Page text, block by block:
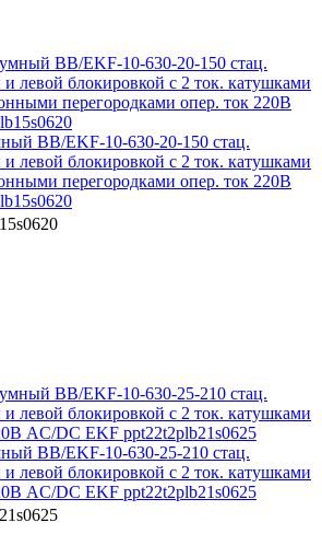
BB/EKF-10-630-20-150 стац.
левой блокировкой с 2 ток. катушками
перегородками опер. ток 220В
BB/EKF-10-630-25-210 стац.
левой блокировкой с 2 ток. катушками
AC/DC EKF ppt22t2plb21s0625